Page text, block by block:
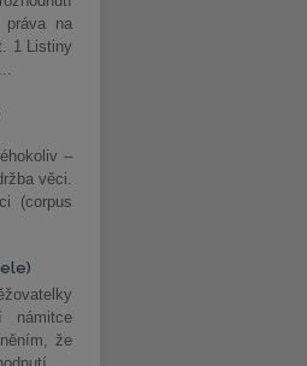
práva na
1 Listiny
–
věci.
(corpus
námitce
že